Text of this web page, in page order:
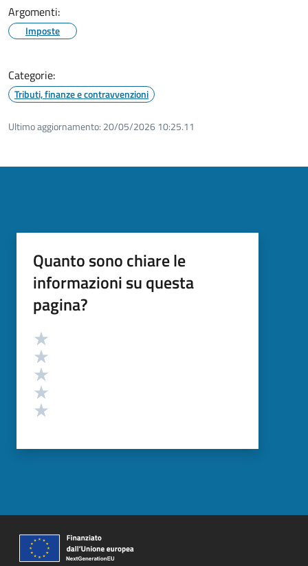
Argomenti:
Imposte
Categorie:
Tributi, finanze e contravvenzioni
Ultimo aggiornamento: 20/05/2026 10:25.11
Quanto sono chiare le
informazioni su questa
pagina?
Valutazione